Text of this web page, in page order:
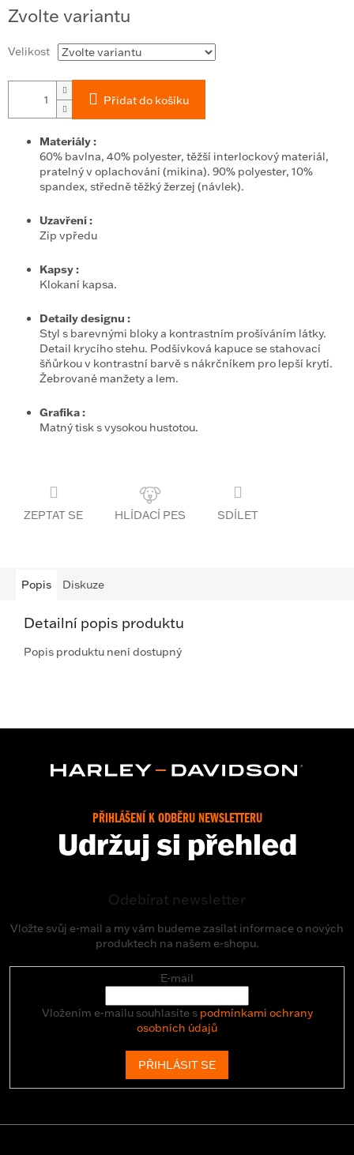
cena:
Zvolte variantu
Velikost
Přidat do košíku
Materiály:
60% bavlna, 40% polyester, těžší interlockový materiál,
pratelný v oplachování (mikina). 90% polyester, 10%
spandex, středně těžký žerzej (návlek).
Uzavření:
Zip vpředu
Kapsy:
Klokaní kapsa.
Detaily designu :
Styl s barevnými bloky a kontrastním prošíváním látky.
Detail krycího stehu. Podšívková kapuce se stahovací
šňůrkou v kontrastní barvě s nákrčníkem pro lepší krytí.
Žebrované manžety a lem.
Grafika:
Matný tisk s vysokou hustotou.
ZEPTAT SE SDÍLET
Popis Diskuze
Detailní popis produktu
Popis produktu není dostupný
PŘIHLÁŠENÍ K ODBĚRU NEWSLETTERU
Udržuj si přehled
Odebírat newsletter
Vložte svůj e-mail a my vám budeme zasílat informace o nových
produktech na našem e-shopu.
E-mail
Vložením e-mailu souhlasíte s podmínkami ochrany
osobních údajů
PŘIHLÁSIT SE